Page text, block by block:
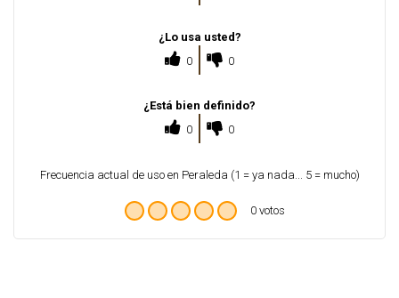
¿Lo usa usted?
0
0
¿Está bien definido?
0
0
Frecuencia actual de uso en Peraleda (1 = ya nada... 5 = mucho)
0 votos